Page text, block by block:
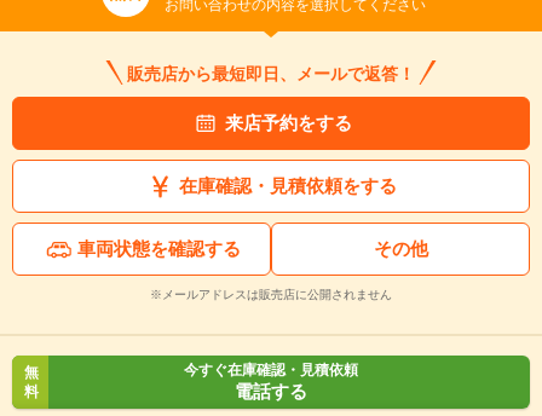
お問い合わせの内容を選択してください
販売店から最短即日、メールで返答！
来店予約をする
在庫確認・見積依頼をする
車両状態を確認する その他
※メールアドレスは販売店に公開されません
無
料
今すぐ在庫確認・見積依頼
電話する